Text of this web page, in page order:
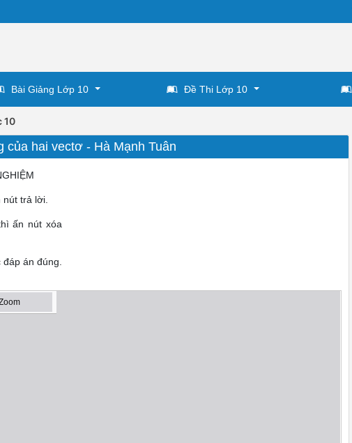
Bài Giảng Lớp 10 Đề Thi Lớp 10
10
của hai vectơ - Hà Mạnh Tuân
trả lời.
ấn nút xóa
án đúng.